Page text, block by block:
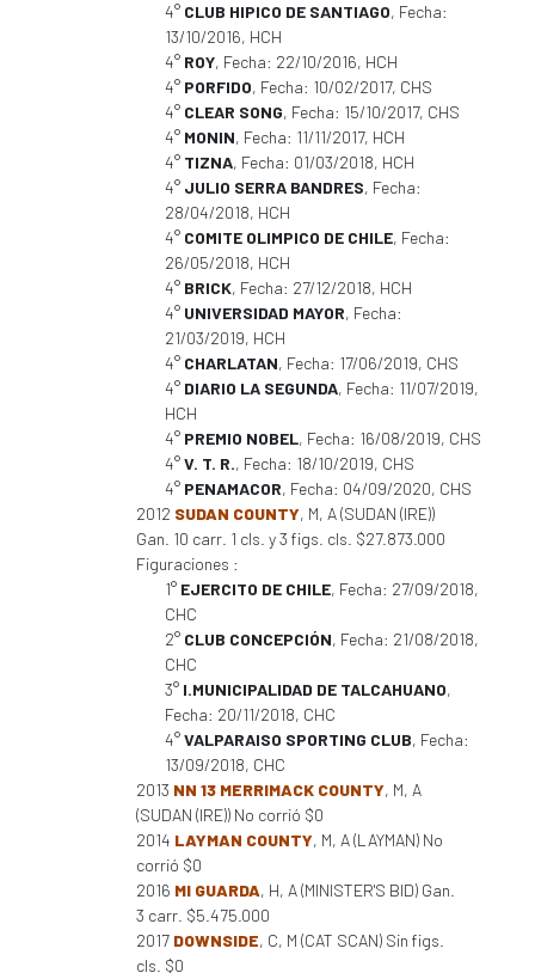
4° CLUB HIPICO DE SANTIAGO, Fecha:
13/10/2016, HCH
4° ROY, Fecha: 22/10/2016, HCH
4° PORFIDO, Fecha: 10/02/2017, CHS
4° CLEAR SONG, Fecha: 15/10/2017, CHS
4° MONIN, Fecha: 11/11/2017, HCH
4° TIZNA, Fecha: 01/03/2018, HCH
4° JULIO SERRA BANDRES, Fecha:
28/04/2018, HCH
4° COMITE OLIMPICO DE CHILE, Fecha:
26/05/2018, HCH
4° BRICK, Fecha: 27/12/2018, HCH
4° UNIVERSIDAD MAYOR, Fecha:
21/03/2019, HCH
4° CHARLATAN, Fecha: 17/06/2019, CHS
4° DIARIO LA SEGUNDA, Fecha: 11/07/2019,
HCH
4° PREMIO NOBEL, Fecha: 16/08/2019, CHS
4°V. T. R., Fecha: 18/10/2019, CHS
4° PENAMACOR, Fecha: 04/09/2020, CHS
2012 SUDAN COUNTY, M, A (SUDAN (IRE))
Gan. 10 carr. 1 cls. y 3 figs. cls. $27.873.000
Figuraciones :
1° EJERCITO DE CHILE, Fecha: 27/09/2018,
CHC
2° CLUB CONCEPCIÓN, Fecha: 21/08/2018,
CHC
3° I.MUNICIPALIDAD DE TALCAHUANO,
Fecha: 20/11/2018, CHC
4°VALPARAISO SPORTING CLUB, Fecha:
13/09/2018, CHC
2013 NN 13 MERRIMACK COUNTY, M, A
(SUDAN (IRE)) No corrió $0
2014 LAYMAN COUNTY, M, A (LAYMAN) No
corrió $0
2016 MI GUARDA, H, A (MINISTER'S BID) Gan.
3 carr. $5.475.000
2017 DOWNSIDE, C, M (CAT SCAN) Sin figs.
cls. $0